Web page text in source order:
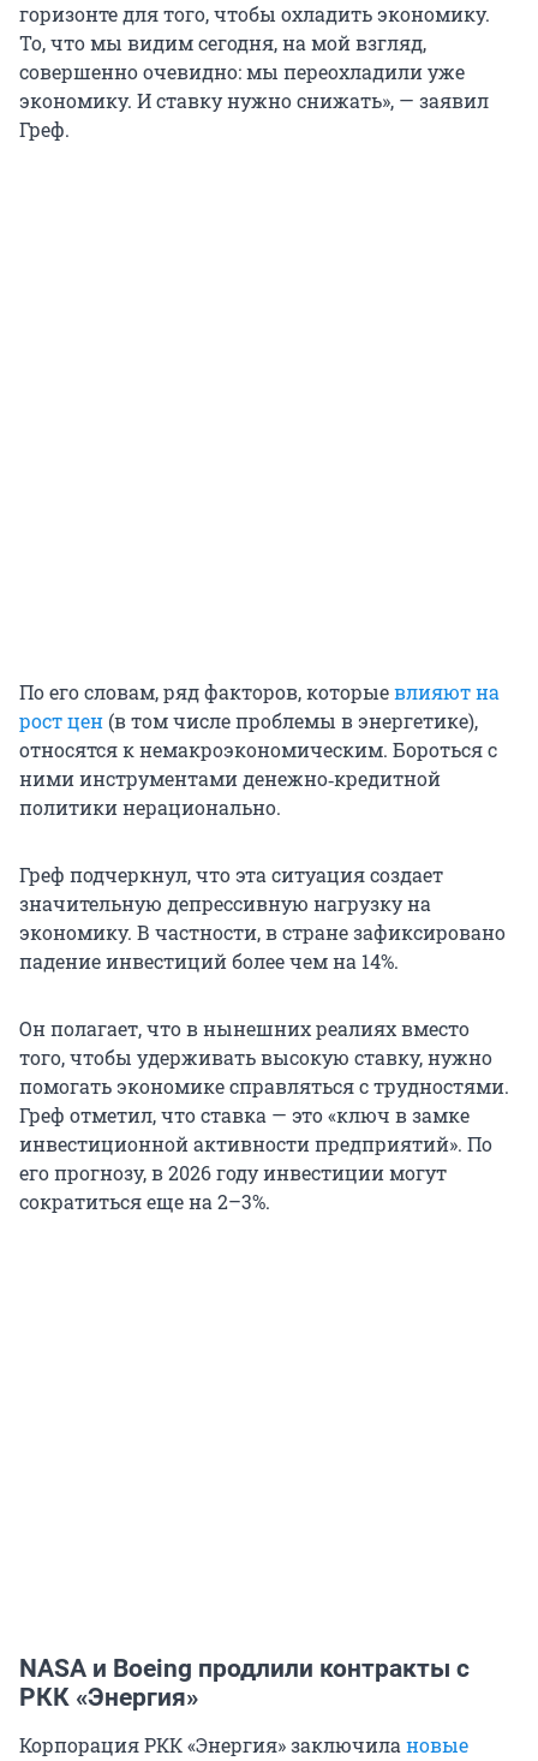
горизонте для того, чтобы охладить экономику.
То, что мы видим сегодня, на мой взгляд,
совершенно очевидно: мы переохладили уже
экономику. И ставку нужно снижать», — заявил
Греф.
По его словам, ряд факторов, которыевлияют на
рост цен (в том числе проблемы в энергетике),
относятся к немакроэкономическим. Бороться с
ними инструментами денежно‑кредитной
политики нерационально.
Греф подчеркнул, что эта ситуация создает
значительную депрессивную нагрузку на
экономику. В частности, в стране зафиксировано
падение инвестиций более чем на 14%.
Он полагает, что в нынешних реалиях вместо
того, чтобы удерживать высокую ставку, нужно
помогать экономике справляться с трудностями.
Греф отметил, что ставка — это «ключ в замке
инвестиционной активности предприятий». По
его прогнозу, в 2026 году инвестиции могут
сократиться еще на 2–3%.
NASA и Boeing продлили контракты с
РКК «Энергия»
Корпорация РКК «Энергия» заключилановые